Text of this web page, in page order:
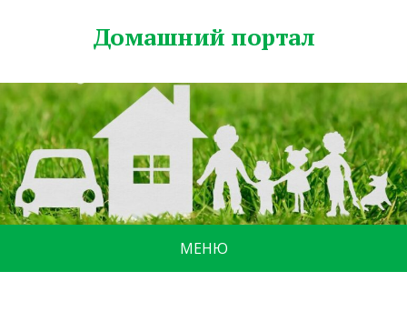
Домашний портал
МЕНЮ